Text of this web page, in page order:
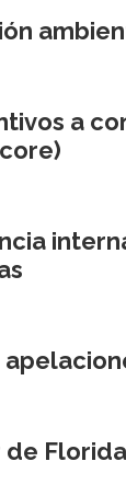
a
de